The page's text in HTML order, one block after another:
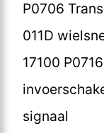
P0706
011D
17100
signaal